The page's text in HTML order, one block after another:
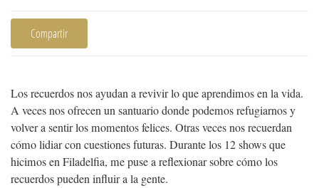
Compartir
Los recuerdos nos ayudan a revivir lo que aprendimos en la vida.
A veces nos ofrecen un santuario donde podemos refugiarnos y
volver a sentir los momentos felices. Otras veces nos recuerdan
cómo lidiar con cuestiones futuras. Durante los 12 shows que
hicimos en Filadelfia, me puse a reflexionar sobre cómo los
recuerdos pueden influir a la gente.